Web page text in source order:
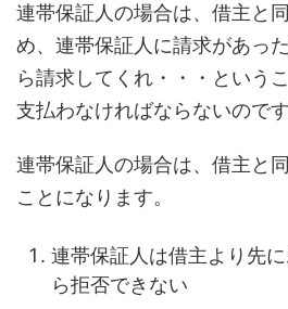
連帯保証人の場合は、借主と
め、連帯保証人に請求があっ
ら請求してくれ・・・という
支払わなければならないのです
連帯保証人の場合は、借主と
ことになります。
連帯保証人は借主より先
ら拒否できない